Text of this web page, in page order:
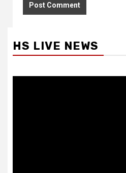
HS LIVE NEWS